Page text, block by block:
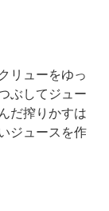
リューをゆっ
ぶしてジュー
だ搾りかすは
ジュースを作